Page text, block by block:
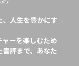
人生を豊かにす
ーを楽しむため
評まで、あなた